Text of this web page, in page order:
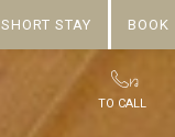
SHORT STAY BOOK
TO CALL